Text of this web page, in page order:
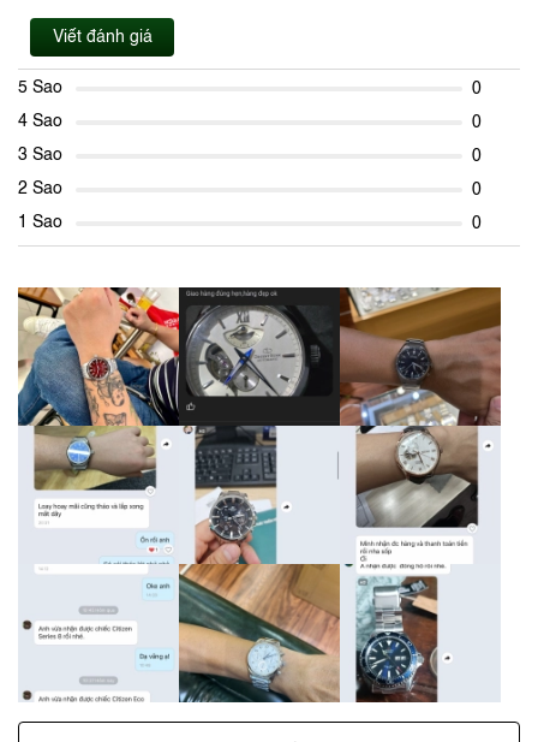
Viết đánh giá
5 Sao
0
4 Sao
0
3 Sao
0
2 Sao
0
1 Sao
0